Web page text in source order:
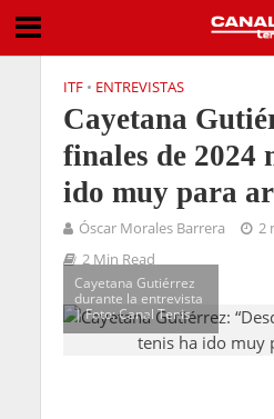
ITF • ENTREVISTAS
Cayetana
finales de 2024
ido muy para
Óscar Morales Barrera
2
2 Min Read
Cayetana Gutiérrez
durante la entrevista
| Foto: Canal Tenis